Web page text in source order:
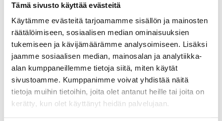
Tämä sivusto käyttää evästeitä
Käytämme evästeitä tarjoamamme sisällön ja mainosten
räätälöimiseen, sosiaalisen median ominaisuuksien
tukemiseen ja kävijämäärämme analysoimiseen. Lisäksi
jaamme sosiaalisen median, mainosalan ja analytiikka-
alan kumppaneillemme tietoja siitä, miten käytät
sivustoamme. Kumppanimme voivat yhdistää näitä
tietoja muihin tietoihin, joita olet antanut heille tai joita on
kerätty, kun olet käyttänyt heidän palvelujaan.